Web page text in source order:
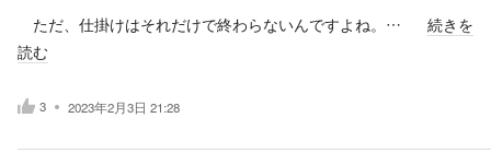
ただ、仕掛けはそれだけで終わらないんですよね。…
続きを
読む
3 2023年2月3日 21:28